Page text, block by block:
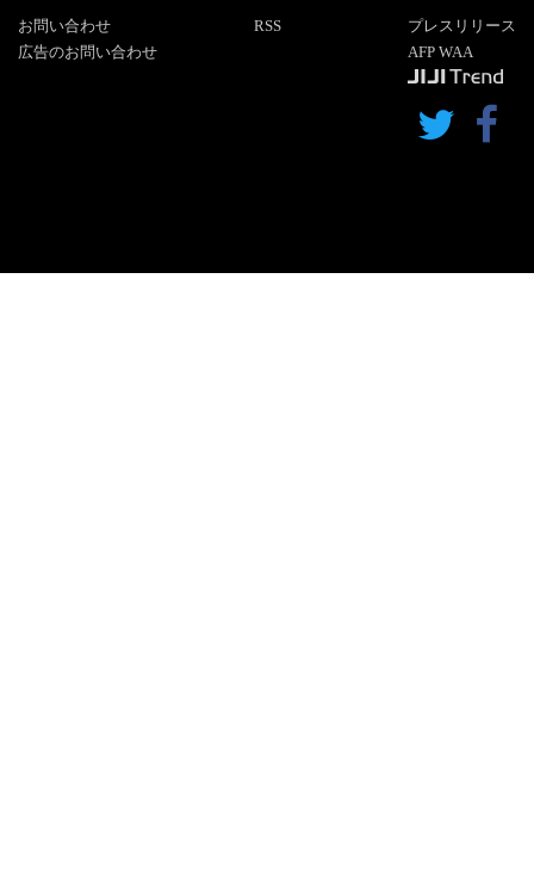
お問い合わせ
広告のお問い合わせ
RSS
プレスリリース
AFP WAA